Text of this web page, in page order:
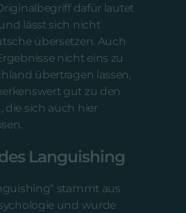
dafür lautet
lässt sich nicht
übersetzen. Auch
nicht eins zu
übertragen lassen,
gut zu den
die sich auch hier
Languishing
stammt aus
und wurde